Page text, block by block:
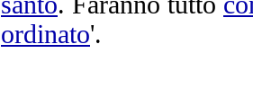
ordinato'.